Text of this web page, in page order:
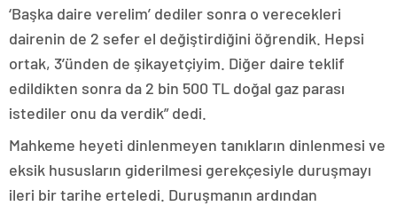
‘Başka daire verelim’ dediler sonra o verecekleri
dairenin de 2 sefer el değiştirdiğini öğrendik. Hepsi
ortak, 3’ünden de şikayetçiyim. Diğer daire teklif
edildikten sonra da 2 bin 500 TL doğal gaz parası
istediler onu da verdik” dedi.
Mahkeme heyeti dinlenmeyen tanıkların dinlenmesi ve
eksik hususların giderilmesi gerekçesiyle duruşmayı
ileri bir tarihe erteledi. Duruşmanın ardından